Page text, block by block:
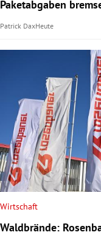
Paketabgaben
Patrick DaxHeute
Wirtschaft
Waldbrände: